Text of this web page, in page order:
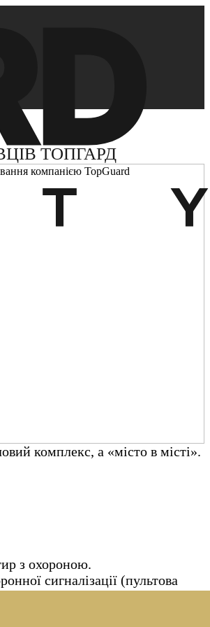
ТОПГАРД
комплекс, а «місто в місті».
з охороною.
сигналізації (пультова
ТопГард.